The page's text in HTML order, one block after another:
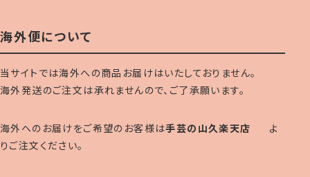
海外便について
当サイトでは海外への商品お届けはいたしておりません。
海外発送のご注文は承れませんので、ご了承願います。
海外へのお届けをご希望のお客様は手芸の山久楽天店
よ
りご注文ください。